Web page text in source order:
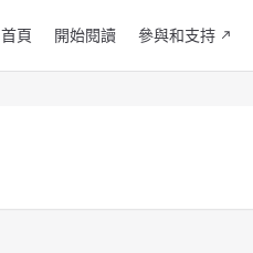
首頁 開始閱讀 參與和支持